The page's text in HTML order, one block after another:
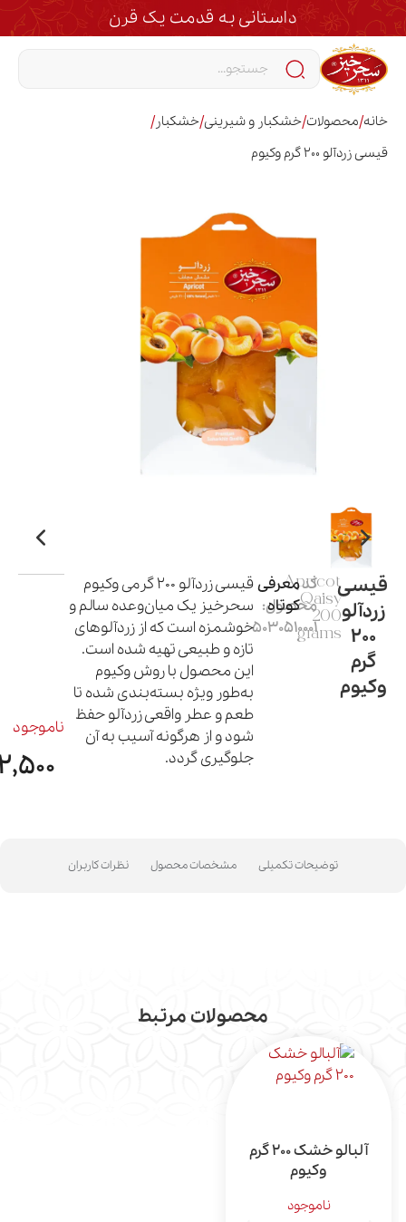
داستانی به قدمت یک قرن
خانه/محصولات/خشکبار و شیرینی/خشکبار/
قیسی زردآلو 200 گرم وکیوم
قیسی
زردآلو
200
گرم
وکیوم
Apricot
Qaisy
200
grams
کد
محصول:
5030510001
معرفی
کوتاه
قیسی زردآلو 200 گرمی وکیوم
سحرخیز یک میان‌وعده سالم و
خوشمزه است که از زردآلوهای
تازه و طبیعی تهیه شده است.
این محصول با روش وکیوم
به‌طور ویژه بسته‌بندی شده تا
طعم و عطر واقعی زردآلو حفظ
شود و از هرگونه آسیب به آن
جلوگیری گردد.
ناموجود
توضیحات تکمیلی مشخصات محصول نظرات کاربران
محصولات مرتبط
آلبالو خشک 200 گرم
وکیوم
ناموجود